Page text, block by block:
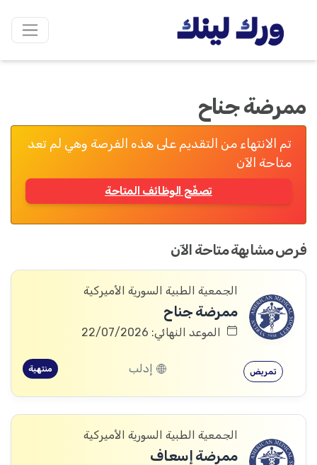
ممرضة جناح
تم الانتهاء من التقديم على هذه الفرصة وهي لم تعد
متاحة الآن
تصفّح الوظائف المتاحة
فرص مشابهة متاحة الآن
الجمعية الطبية السورية الأميركية
ممرضة جناح
الموعد النهائي: 22/07/2026
تمريض إدلب منتهية
الجمعية الطبية السورية الأميركية
ممرضة إسعاف